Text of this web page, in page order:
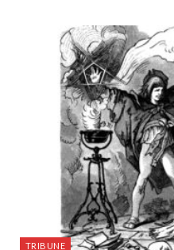
TRIBUNE